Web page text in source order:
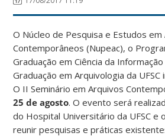
O Núcleo de Pesquisa e Estudos em
Contemporâneos (Nupeac), o
Graduação em Ciência da
Graduação em Arquivologia da
O II Seminário em Arquivos
25 de agosto. O evento será
do Hospital Universitário da UFSC e
reunir pesquisas e práticas